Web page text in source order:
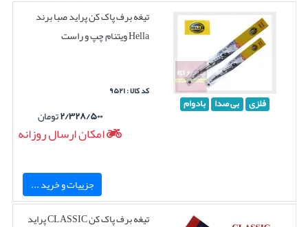
فلزی بی صدا بادوام
تیغه برف پاک کن پراید صبا برند
Hella ویتنام چپ و راست
کد کالا : ۹۵۲۱
۲/۳۲۸/۵۰۰تومان
امکان ارسال روزانه
جزییات و خرید ...
تیغه برف پاک کن CLASSIC پراید